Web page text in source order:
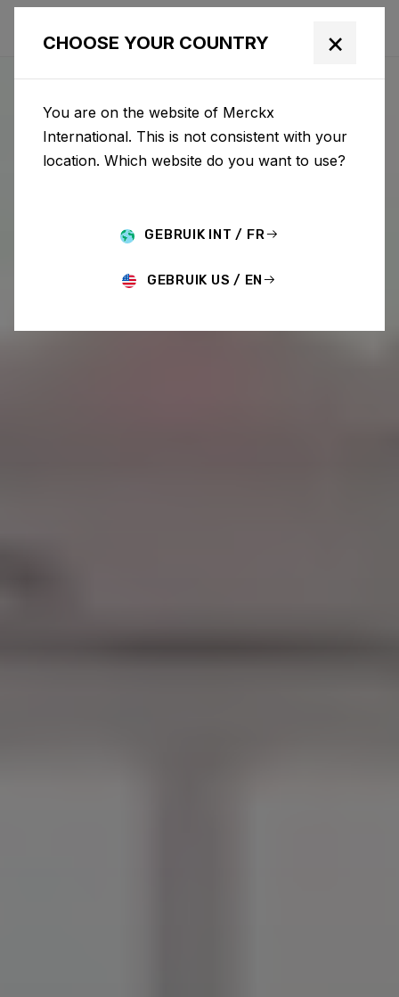
CHOOSE YOUR COUNTRY ×
You are on the website of Merckx
International. This is not consistent with your
location. Which website do you want to use?
GEBRUIK INT / FR
GEBRUIK US / EN